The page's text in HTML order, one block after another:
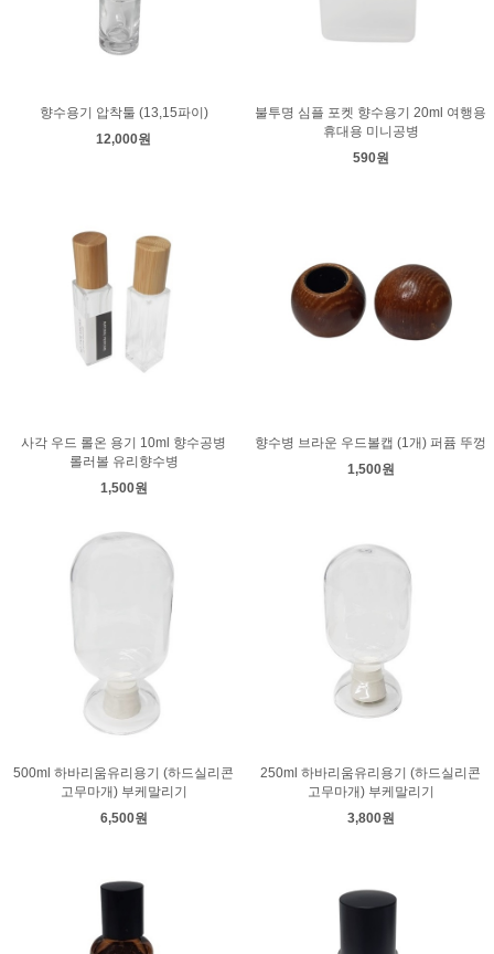
향수용기 압착툴 (13,15파이)
12,000원
불투명 심플 포켓 향수용기 20ml 여행용
휴대용 미니공병
590원
사각 우드 롤온 용기 10ml 향수공병
롤러볼 유리향수병
1,500원
향수병 브라운 우드볼캡 (1개) 퍼퓸 뚜껑
1,500원
500ml 하바리움유리용기 (하드실리콘
고무마개) 부케말리기
6,500원
250ml 하바리움유리용기 (하드실리콘
고무마개) 부케말리기
3,800원